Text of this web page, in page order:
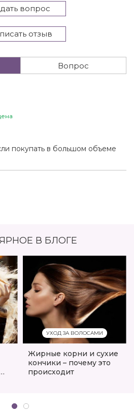
вопрос
отзыв
Вопрос
покупать в большом объеме
В БЛОГЕ
УХОД ЗА ВОЛОСАМИ
Жирные корни и сухие
кончики – почему это
происходит